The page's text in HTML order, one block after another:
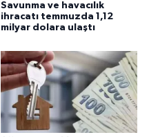
Savunma ve havacılık
ihracatı temmuzda 1,12
milyar dolara ulaştı